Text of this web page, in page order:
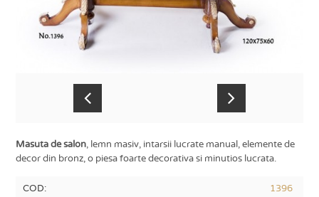
Masuta de salon, lemn masiv, intarsii lucrate manual, elemente de
decor din bronz, o piesa foarte decorativa si minutios lucrata.
COD: 1396